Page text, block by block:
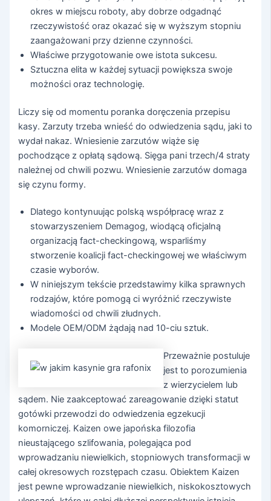
okres w miejscu roboty, aby dobrze odgadnąć
rzeczywistość oraz okazać się w wyższym stopniu
zaangażowani przy dzienne czynności.
Właściwe przygotowanie owe istota sukcesu.
Sztuczna elita w każdej sytuacji powiększa swoje
możności oraz technologię.
Liczy się od momentu poranka doręczenia przepisu
kasy. Zarzuty trzeba wnieść do odwiedzenia sądu, jaki to
wydał nakaz. Wniesienie zarzutów wiąże się
pochodzące z opłatą sądową. Sięga pani trzech/4 straty
należnej od chwili pozwu. Wniesienie zarzutów domaga
się czynu formy.
Dlatego kontynuując polską współpracę wraz z
stowarzyszeniem Demagog, wiodącą oficjalną
organizacją fact-checkingową, wsparliśmy
stworzenie koalicji fact-checkingowej we właściwym
czasie wyborów.
W niniejszym tekście przedstawimy kilka sprawnych
rodzajów, które pomogą ci wyróżnić rzeczywiste
wiadomości od chwili złudnych.
Modele OEM/ODM żądają nad 10-ciu sztuk.
Przeważnie postuluje
jest to porozumienia
z wierzycielem lub
sądem. Nie zaakceptować zareagowanie dzięki statut
gotówki przewodzi do odwiedzenia egzekucji
komorniczej. Kaizen owe japońska filozofia
nieustającego szlifowania, polegająca pod
wprowadzaniu niewielkich, stopniowych transformacji w
całej okresowych rozstępach czasu. Obiektem Kaizen
jest pewne wprowadzanie niewielkich, niskokosztowych